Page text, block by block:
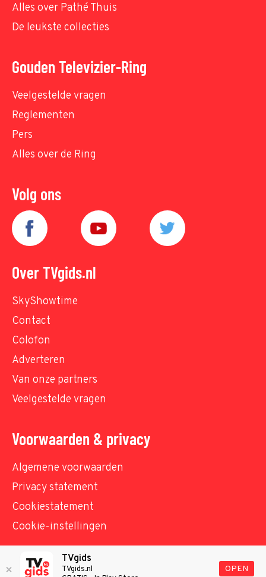
Alles over Pathé Thuis
De leukste collecties
Gouden Televizier-Ring
Veelgestelde vragen
Reglementen
Pers
Alles over de Ring
Volg ons
Over TVgids.nl
SkyShowtime
Contact
Colofon
Adverteren
Van onze partners
Veelgestelde vragen
Voorwaarden & privacy
Algemene voorwaarden
Privacy statement
Cookiestatement
Cookie-instellingen
© TVgids.nl 2026 - All rights reserved. No text and
TVgids
TVgids.nl
OPEN